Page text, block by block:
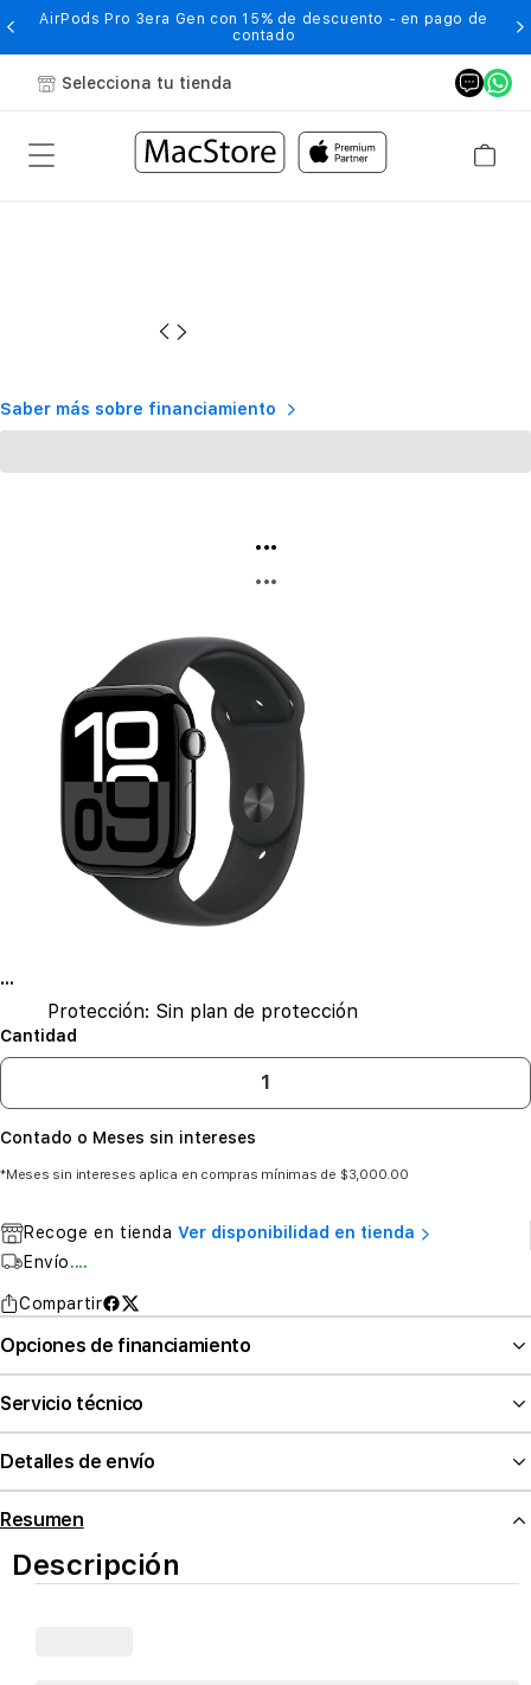
AirPods Pro 3era Gen con 15% de descuento - en pago de
contado
Selecciona tu tienda
Saber más sobre financiamiento
...
...
...
Protección: Sin plan de protección
Cantidad
Contado o Meses sin intereses
*Meses sin intereses aplica en compras mínimas de $3,000.00
Recoge en tienda Ver disponibilidad en tienda
Envío....
Compartir
Opciones de financiamiento
Servicio técnico
Detalles de envío
Resumen
Descripción